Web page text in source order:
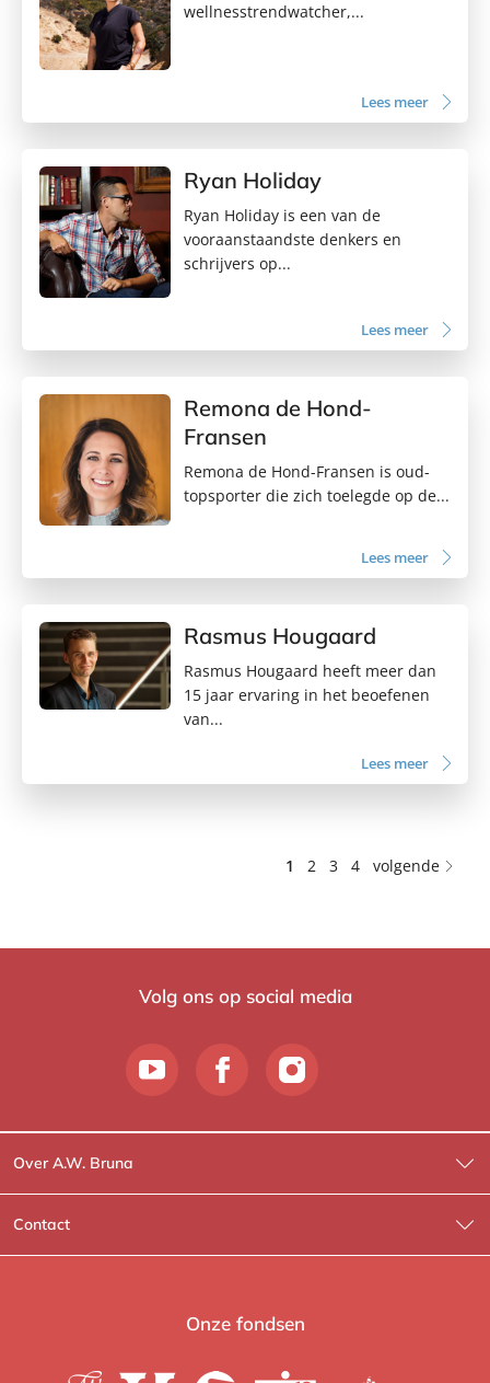
wellnesstrendwatcher,...
Lees meer
Ryan Holiday
Ryan Holiday is een van de
vooraanstaandste denkers en
schrijvers op...
Lees meer
Remona de Hond-
Fransen
Remona de Hond-Fransen is oud-
topsporter die zich toelegde op de...
Lees meer
Rasmus Hougaard
Rasmus Hougaard heeft meer dan
15 jaar ervaring in het beoefenen
van...
Lees meer
1 2 3 4 volgende
Volg ons op social media
Over A.W. Bruna
Wat wij doen
Wie is Wie?
Contact
Contactinformatie
Onze fondsen